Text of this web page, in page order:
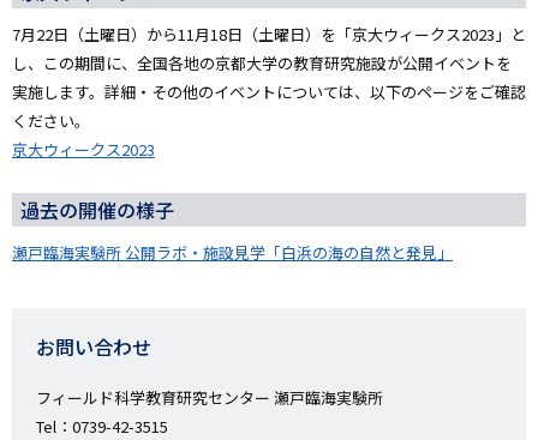
7月22日（土曜日）から11月18日（土曜日）を「京大ウィークス2023」と
し、この期間に、全国各地の京都大学の教育研究施設が公開イベントを
実施します。詳細・その他のイベントについては、以下のページをご確認
ください。
京大ウィークス2023
過去の開催の様子
瀬戸臨海実験所 公開ラボ・施設見学「白浜の海の自然と発見」
お問い合わせ
フィールド科学教育研究センター 瀬戸臨海実験所
Tel：0739-42-3515